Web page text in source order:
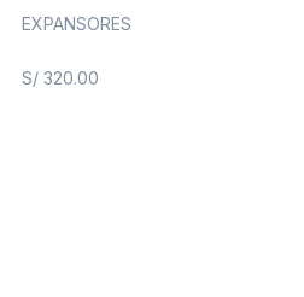
EXPANSORES
S/ 320.00